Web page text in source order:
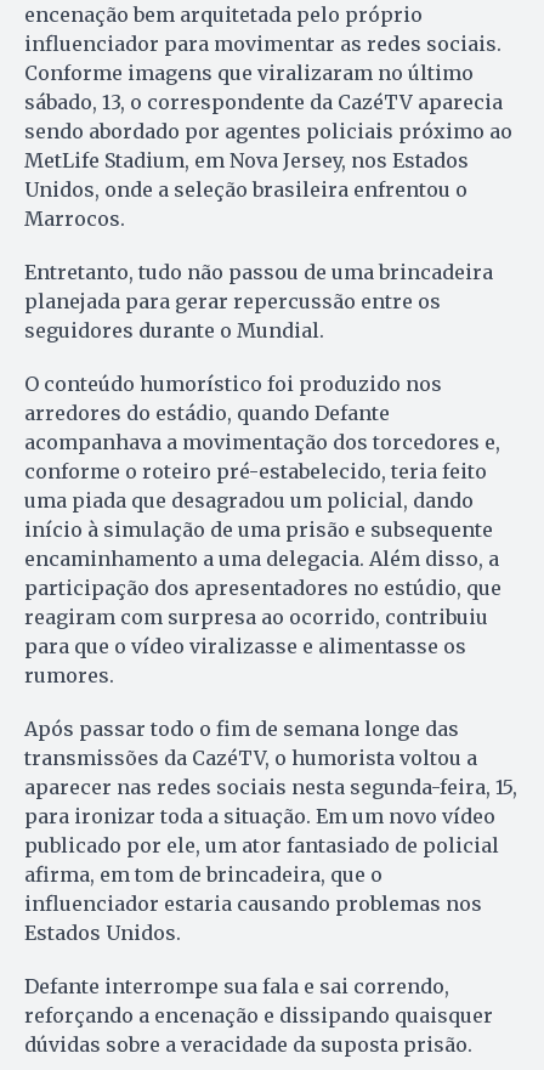
encenação bem arquitetada pelo próprio
influenciador para movimentar as redes sociais.
Conforme imagens que viralizaram no último
sábado, 13, o correspondente da CazéTV aparecia
sendo abordado por agentes policiais próximo ao
MetLife Stadium, em Nova Jersey, nos Estados
Unidos, onde a seleção brasileira enfrentou o
Marrocos.
Entretanto, tudo não passou de uma brincadeira
planejada para gerar repercussão entre os
seguidores durante o Mundial.
O conteúdo humorístico foi produzido nos
arredores do estádio, quando Defante
acompanhava a movimentação dos torcedores e,
conforme o roteiro pré-estabelecido, teria feito
uma piada que desagradou um policial, dando
início à simulação de uma prisão e subsequente
encaminhamento a uma delegacia. Além disso, a
participação dos apresentadores no estúdio, que
reagiram com surpresa ao ocorrido, contribuiu
para que o vídeo viralizasse e alimentasse os
rumores.
Após passar todo o fim de semana longe das
transmissões da CazéTV, o humorista voltou a
aparecer nas redes sociais nesta segunda-feira, 15,
para ironizar toda a situação. Em um novo vídeo
publicado por ele, um ator fantasiado de policial
afirma, em tom de brincadeira, que o
influenciador estaria causando problemas nos
Estados Unidos.
Defante interrompe sua fala e sai correndo,
reforçando a encenação e dissipando quaisquer
dúvidas sobre a veracidade da suposta prisão.